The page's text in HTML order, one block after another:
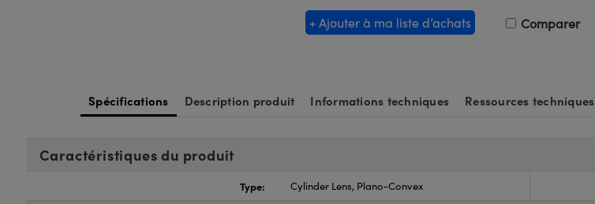
+ Ajouter à ma liste d’achats Comparer
Spécifications Description produit Informations techniques Ressources techniques
Caractéristiques du produit
Type: Cylinder Lens, Plano-Convex